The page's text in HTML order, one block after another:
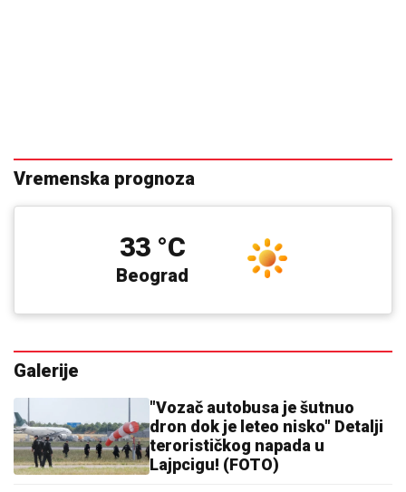
Vremenska prognoza
Beograd
33 °C
Galerije
"Vozač autobusa je šutnuo
dron dok je leteo nisko" Detalji
terorističkog napada u
Lajpcigu! (FOTO)